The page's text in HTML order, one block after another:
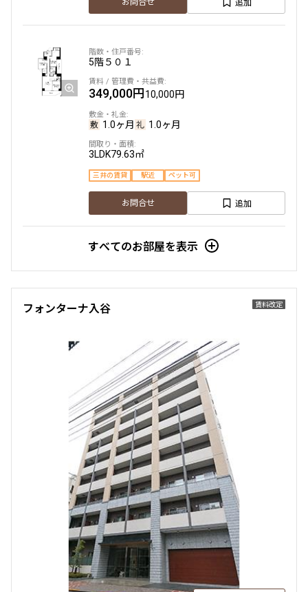
お問合せ
5階５０１
349,000円10,000円
1.0ヶ月 1.0ヶ月
3LDK79.63㎡
三井の賃貸 駅近 ペット可
お問合せ 追加
すべてのお部屋を表示
賃料改定
フォンターナ入谷